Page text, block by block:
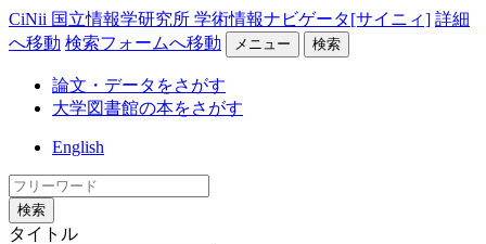
CiNii 国立情報学研究所 学術情報ナビゲータ[サイニィ] 詳細
へ移動 検索フォームへ移動 メニュー 検索
論文・データをさがす
大学図書館の本をさがす
English
検索
タイトル